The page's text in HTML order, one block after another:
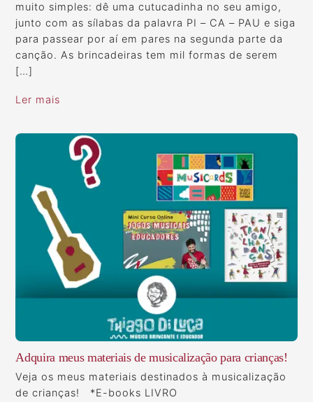
muito simples: dê uma cutucadinha no seu amigo,
junto com as sílabas da palavra PI – CA – PAU e siga
para passear por aí em pares na segunda parte da
canção. As brincadeiras tem mil formas de serem
[…]
Ler mais
Adquira meus materiais de musicalização para crianças!
Veja os meus materiais destinados à musicalização
de crianças! *E-books LIVRO